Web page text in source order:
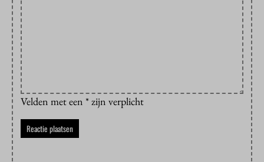
Velden met een * zijn verplicht